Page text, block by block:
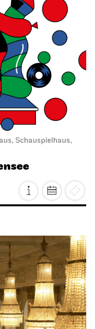
Schauspielhaus,